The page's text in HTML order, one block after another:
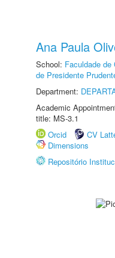
Ana Paula
School: Faculdade de
de Presidente
Department:
Academic
title: MS-3.1
Orcid
CV
Dimensions
Repositório